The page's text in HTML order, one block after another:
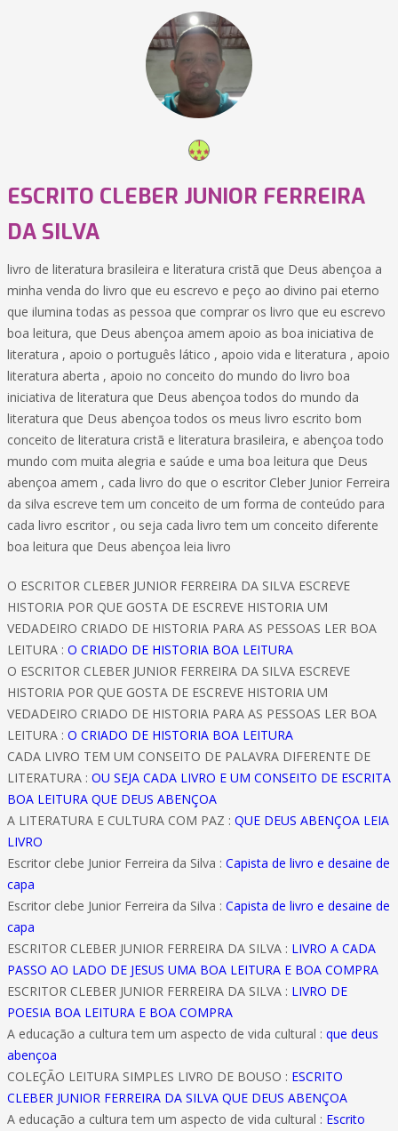
ESCRITO CLEBER JUNIOR FERREIRA
DA SILVA
livro de literatura brasileira e literatura cristã que Deus abençoa a
minha venda do livro que eu escrevo e peço ao divino pai eterno
que ilumina todas as pessoa que comprar os livro que eu escrevo
boa leitura, que Deus abençoa amem apoio as boa iniciativa de
literatura , apoio o português lático , apoio vida e literatura , apoio
literatura aberta , apoio no conceito do mundo do livro boa
iniciativa de literatura que Deus abençoa todos do mundo da
literatura que Deus abençoa todos os meus livro escrito bom
conceito de literatura cristã e literatura brasileira, e abençoa todo
mundo com muita alegria e saúde e uma boa leitura que Deus
abençoa amem , cada livro do que o escritor Cleber Junior Ferreira
da silva escreve tem um conceito de um forma de conteúdo para
cada livro escritor , ou seja cada livro tem um conceito diferente
boa leitura que Deus abençoa leia livro
O ESCRITOR CLEBER JUNIOR FERREIRA DA SILVA ESCREVE
HISTORIA POR QUE GOSTA DE ESCREVE HISTORIA UM
VEDADEIRO CRIADO DE HISTORIA PARA AS PESSOAS LER BOA
LEITURA : O CRIADO DE HISTORIA BOA LEITURA
O ESCRITOR CLEBER JUNIOR FERREIRA DA SILVA ESCREVE
HISTORIA POR QUE GOSTA DE ESCREVE HISTORIA UM
VEDADEIRO CRIADO DE HISTORIA PARA AS PESSOAS LER BOA
LEITURA : O CRIADO DE HISTORIA BOA LEITURA
CADA LIVRO TEM UM CONSEITO DE PALAVRA DIFERENTE DE
LITERATURA : OU SEJA CADA LIVRO E UM CONSEITO DE ESCRITA
BOA LEITURA QUE DEUS ABENÇOA
A LITERATURA E CULTURA COM PAZ : QUE DEUS ABENÇOA LEIA
LIVRO
Escritor clebe Junior Ferreira da Silva : Capista de livro e desaine de
capa
Escritor clebe Junior Ferreira da Silva : Capista de livro e desaine de
capa
ESCRITOR CLEBER JUNIOR FERREIRA DA SILVA : LIVRO A CADA
PASSO AO LADO DE JESUS UMA BOA LEITURA E BOA COMPRA
ESCRITOR CLEBER JUNIOR FERREIRA DA SILVA : LIVRO DE
POESIA BOA LEITURA E BOA COMPRA
A educação a cultura tem um aspecto de vida cultural : que deus
abençoa
COLEÇÃO LEITURA SIMPLES LIVRO DE BOUSO : ESCRITO
CLEBER JUNIOR FERREIRA DA SILVA QUE DEUS ABENÇOA
A educação a cultura tem um aspecto de vida cultural : Escrito